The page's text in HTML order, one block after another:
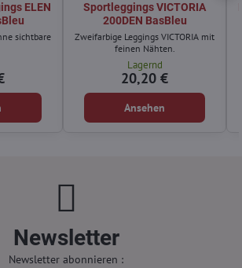
ELEN
sichtbare
Sportleggings VICTORIA
200DEN BasBleu
Zweifarbige Leggings VICTORIA mit
feinen Nähten.
Lagernd
20,20 €
Ansehen
Newsletter
Newsletter abonnieren :